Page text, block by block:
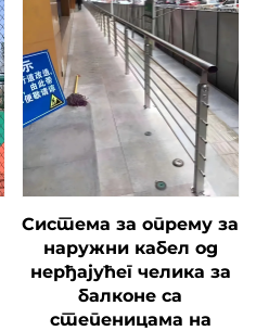
Система за опрему за
наружни кабел од
нерђајућег челика за
балконе са
степеницама на